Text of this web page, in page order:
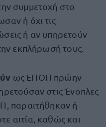
συμμετοχή στο
ή όχι τις
ή αν υπηρετούν
εκπλήρωσή τους.
ως ΕΠΟΠ πρώην
στις Ένοπλες
παραιτήθηκαν ή
αιτία, καθώς και